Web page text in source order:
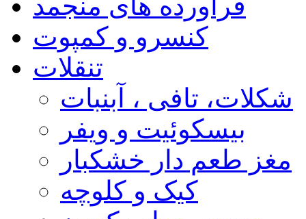
کنسرو و کمپوت
تنقلات
شکلات، تافی ، آبنبات
بیسکوئیت و ویفر
مغز طعم دار خشکبار
کیک و کلوچه